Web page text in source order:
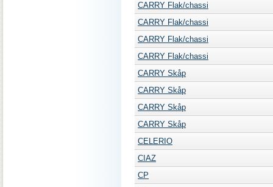
CARRY Flak/chassi
CARRY Flak/chassi
CARRY Flak/chassi
CARRY Flak/chassi
CARRY Skåp
CARRY Skåp
CARRY Skåp
CARRY Skåp
CELERIO
CIAZ
CP